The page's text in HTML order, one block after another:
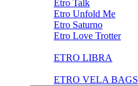
Etro Talk
Etro Unfold Me
Etro Saturno
Etro Love Trotter
ETRO LIBRA
ETRO VELA BAGS